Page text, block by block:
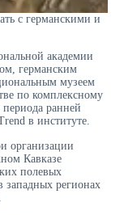
с германскими и
академии
германским
музеем
по комплексному
ранней
в институте.
организации
Кавказе
полевых
западных регионах